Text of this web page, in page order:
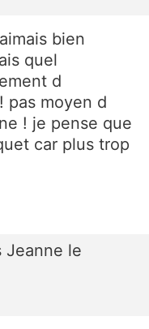
bien
quel
d
pas moyen d
! je pense que
car plus trop
Jeanne le